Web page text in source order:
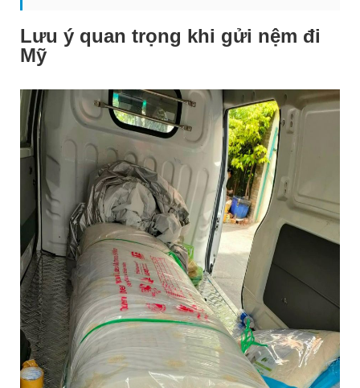
Lưu ý quan trọng khi gửi nệm đi
Mỹ